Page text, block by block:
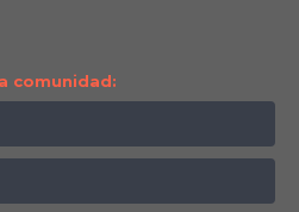
comunidad: